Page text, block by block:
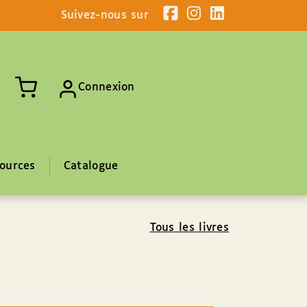
Suivez-nous sur
Connexion
Catalogue
Tous les livres